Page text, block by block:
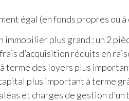
égal (en fonds propres ou
immobilier plus grand : un 2
d’acquisition réduits en
terme des loyers plus
plus important à terme
et charges de gestion